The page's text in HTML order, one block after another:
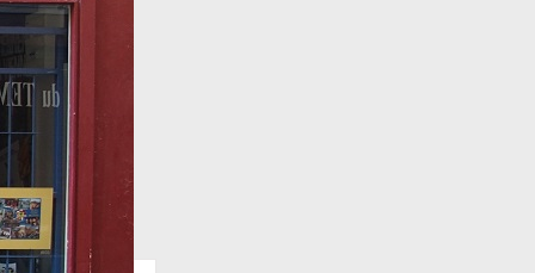
Den Rassismus
Der EU-Gipfel
–